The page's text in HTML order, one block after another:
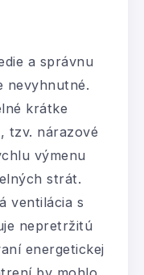
a správnu
nevyhnutné.
krátke
tzv. nárazové
výmenu
strát.
ventilácia s
nepretržitú
energetickej